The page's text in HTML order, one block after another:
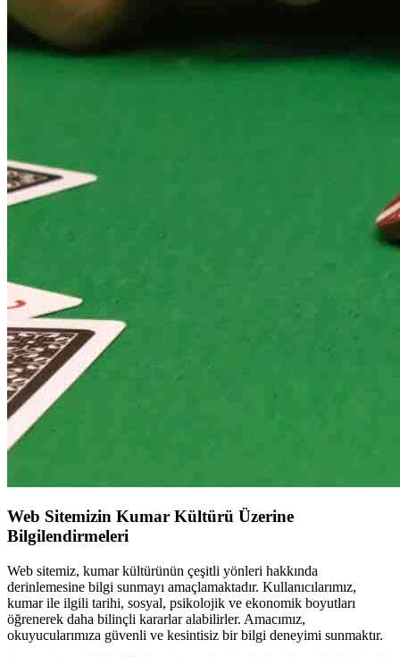
Web Sitemizin Kumar Kültürü Üzerine
Bilgilendirmeleri
Web sitemiz, kumar kültürünün çeşitli yönleri hakkında
derinlemesine bilgi sunmayı amaçlamaktadır. Kullanıcılarımız,
kumar ile ilgili tarihi, sosyal, psikolojik ve ekonomik boyutları
öğrenerek daha bilinçli kararlar alabilirler. Amacımız,
okuyucularımıza güvenli ve kesintisiz bir bilgi deneyimi sunmaktır.